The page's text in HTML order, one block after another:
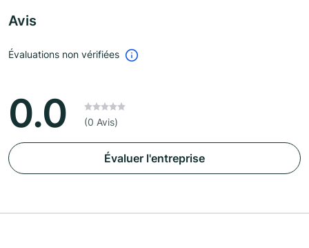
Avis
Évaluations non vérifiées
0.0 (0 Avis)
Évaluer l'entreprise